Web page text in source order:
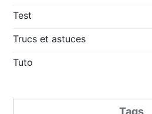
Test
Trucs et astuces
Tuto
Tags